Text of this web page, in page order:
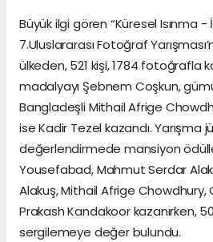
Büyük ilgi gören “Küresel Isınma -
7.Uluslararası Fotoğraf
ülkeden, 521 kişi, 1784 fotoğrafla
madalyayı Şebnem Coşkun,
Bangladeşli Mithail Afrige
ise Kadir Tezel kazandı. Yarışma
değerlendirmede mansiyon
Yousefabad, Mahmut Serdar
Alakuş, Mithail Afrige Chowdhury,
Prakash Kandakoor kazanırken,
sergilemeye değer bulundu.